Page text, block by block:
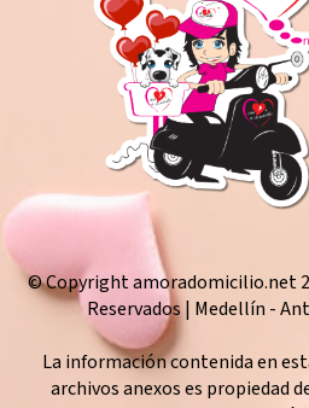
© Copyright amoradomicilio.net
Reservados | Medellín -
La información contenida en
archivos anexos es propiedad